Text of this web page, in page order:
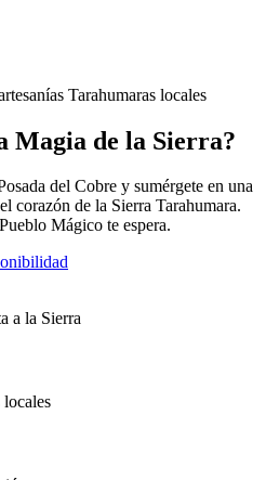
Tarahumaras locales
Magia de la Sierra?
del Cobre y sumérgete en una
corazón de la Sierra Tarahumara.
Mágico te espera.
a la Sierra
locales